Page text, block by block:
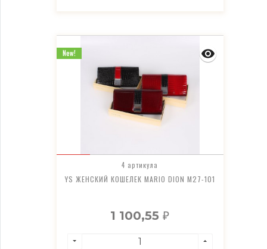
4 артикула
YS ЖЕНСКИЙ КОШЕЛЕК MARIO DION M27-101
1 100,55₽
New!